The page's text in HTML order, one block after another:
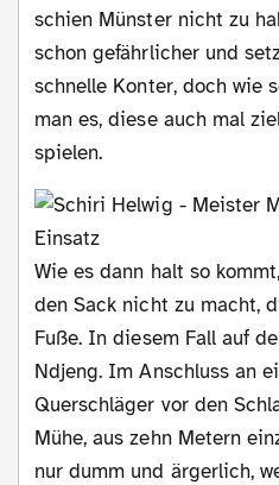
schien Münster nicht zu
schon gefährlicher und
schnelle Konter, doch wie
man es, diese auch mal
spielen.
Wie es dann halt so kommt, wenn eine Mannschaft
den Sack nicht zu macht,
Fuße. In diesem Fall auf
Ndjeng. Im Anschluss an
Querschläger vor den
Mühe, aus zehn Metern
nur dumm und ärgerlich,